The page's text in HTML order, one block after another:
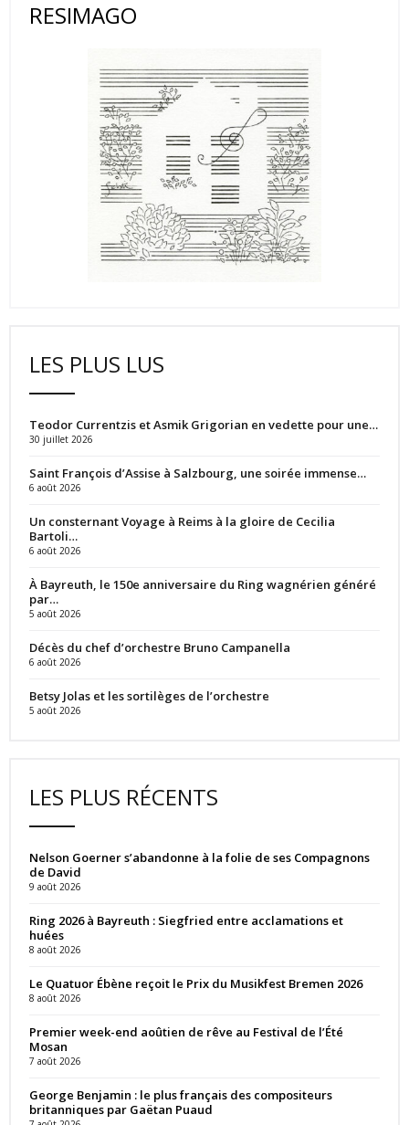
RESIMAGO
LES PLUS LUS
Teodor Currentzis et Asmik Grigorian en vedette pour une…
30 juillet 2026
Saint François d’Assise à Salzbourg, une soirée immense…
6 août 2026
Un consternant Voyage à Reims à la gloire de Cecilia
Bartoli…
6 août 2026
À Bayreuth, le 150e anniversaire du Ring wagnérien généré
par…
5 août 2026
Décès du chef d’orchestre Bruno Campanella
6 août 2026
Betsy Jolas et les sortilèges de l’orchestre
5 août 2026
LES PLUS RÉCENTS
Nelson Goerner s’abandonne à la folie de ses Compagnons
de David
9 août 2026
Ring 2026 à Bayreuth : Siegfried entre acclamations et
huées
8 août 2026
Le Quatuor Ébène reçoit le Prix du Musikfest Bremen 2026
8 août 2026
Premier week-end aoûtien de rêve au Festival de l’Été
Mosan
7 août 2026
George Benjamin : le plus français des compositeurs
britanniques par Gaëtan Puaud